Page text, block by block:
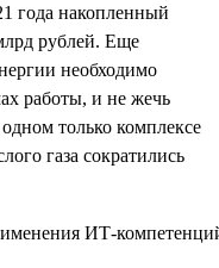
года накопленный
рублей. Еще
необходимо
работы, и не жечь
только комплексе
газа сократились